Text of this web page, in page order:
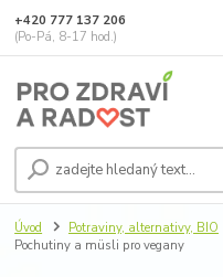
+420 777 137 206
(Po-Pá, 8-17 hod.)
Úvod Potraviny, alternativy, BIO
Pochutiny a müsli pro vegany